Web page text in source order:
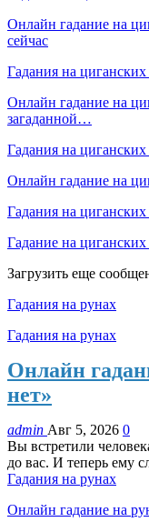
Онлайн гадание на
сейчас
Гадания на циганских
Онлайн гадание на
загаданной…
Гадания на циганских
Онлайн гадание на
Гадания на циганских
Гадание на
Загрузить еще
Гадания на рунах
Гадания на рунах
Онлайн
нет»
admin Авг 5, 2026 0
Вы встретили
до вас. И теперь ему
Гадания на рунах
Онлайн гадание на